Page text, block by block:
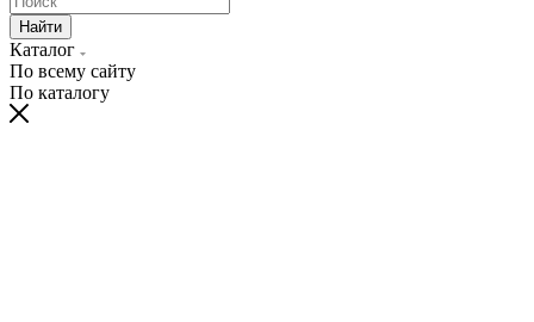
Найти
Каталог
По всему сайту
По каталогу